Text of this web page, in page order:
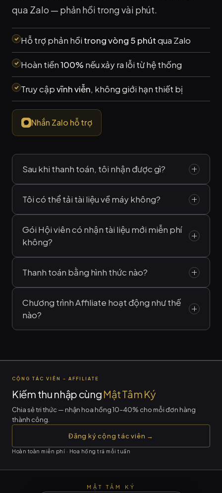
qua Zalo — phản hồi trong vài phút.
Hỗ trợ phản hồi trong vòng 5 phútqua Zalo
Hoàn tiền100% nếu xảy ra lỗi từ hệ thống
Truy cậpvĩnh viễn, không giới hạn thiết bị
Nhắn Zalo hỗ trợ
Sau khi thanh toán, tôi nhận được gì?
Hệ thống tự động gửiemail ngay sau khi
xác nhận thanh toán. Gồm link truy cập
kho tài liệu và nhóm Zalo cho hội viên.
Tôi có thể tải tài liệu về máy không?
Nếu bạn muốntải về máy để đọc offline,
bạn có thể
được hỗ trợ.
Gói Hội viên có nhận tài liệu mới miễn phí
không?
Có, vĩnh viễn.Gói Hội viên được nhận
toàn bộ tài liệu mới thêm vào trong tương
lai mà không cần trả thêm bất kỳ chi phí
nào.
Thanh toán bằng hình thức nào?
Hỗ trợchuyển khoản ngân hàng và quét
mã QR
. Email kích hoạt gửi tự động trong
vài phút sau khi thanh toán.
Chương trình Affiliate hoạt động như thế
nào?
viên của Mật Tâm Ký. Nhậnlink riêng—
bạn bè mua qua link đó, bạn nhận hoa
hồng từ30% đến 40%.
CỘNG TÁC VIÊN - AFFILIATE
Kiếm thu nhập cùng Mật Tâm Ký
Chia sẻ tri thức — nhận hoa hồng 10–40% cho mỗi đơn hàng
thành công.
Đăng ký cộng tác viên →
Hoàn toàn miễn phí · Hoa hồng trả mỗi tuần
MẬT TÂM KÝ